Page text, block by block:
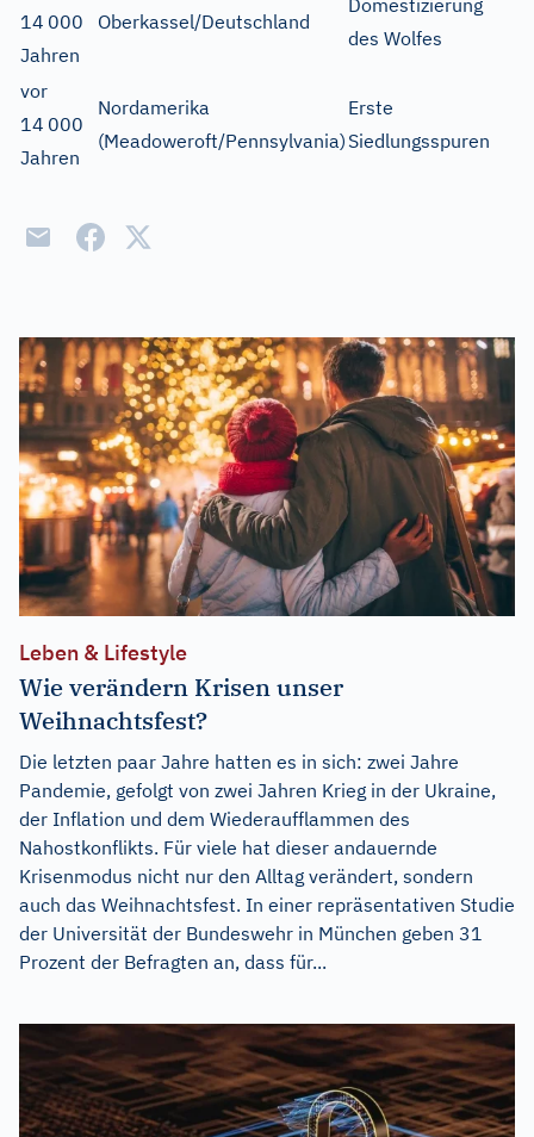
14 000
Jahren
Oberkassel/Deutschland
Domestizierung
des Wolfes
vor
14 000
Jahren
Nordamerika
(Meadoweroft/Pennsylvania)
Erste
Siedlungsspuren
Leben & Lifestyle
Wie verändern Krisen unser
Weihnachtsfest?
Die letzten paar Jahre hatten es in sich: zwei Jahre
Pandemie, gefolgt von zwei Jahren Krieg in der Ukraine,
der Inflation und dem Wiederaufflammen des
Nahostkonflikts. Für viele hat dieser andauernde
Krisenmodus nicht nur den Alltag verändert, sondern
auch das Weihnachtsfest. In einer repräsentativen Studie
der Universität der Bundeswehr in München geben 31
Prozent der Befragten an, dass für...